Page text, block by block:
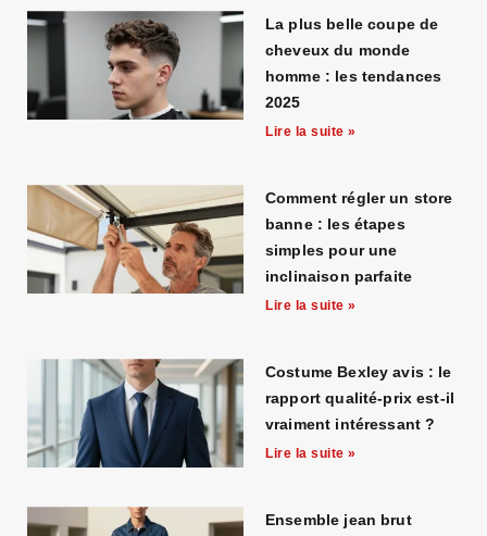
La plus belle coupe de
cheveux du monde
homme : les tendances
2025
Lire la suite »
Comment régler un store
banne : les étapes
simples pour une
inclinaison parfaite
Lire la suite »
Costume Bexley avis : le
rapport qualité-prix est-il
vraiment intéressant ?
Lire la suite »
Ensemble jean brut